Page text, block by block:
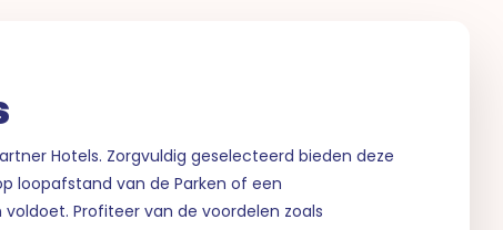
Hotels. Zorgvuldig geselecteerd bieden deze
loopafstand van de Parken of een
Profiteer van de voordelen zoals